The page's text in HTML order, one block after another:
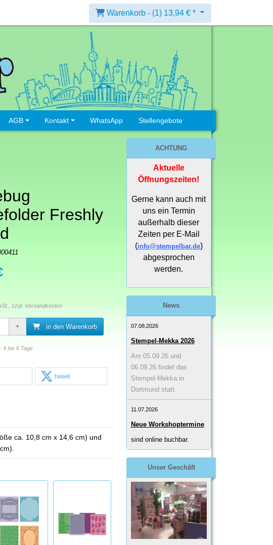
Warenkorb - (1) 13,94 € *
AGB Kontakt WhatsApp Stellengebote
Freshly
zzgl. Versandkosten
in den Warenkorb
4 bis 6 Tage
tweet
ca. 10,8 cm x 14,6 cm) und
ACHTUNG
Aktuelle
Öffnungszeiten!
Gerne kann auch mit
uns ein Termin
außerhalb dieser
Zeiten per E-Mail
(info@stempelbar.de)
abgesprochen
werden.
News
07.08.2026
Stempel-Mekka 2026
Am 05.09.26 und
06.09.26 findet das
Stempel-Mekka in
Dortmund statt.
11.07.2026
Neue Workshoptermine
sind online buchbar.
Unser Geschäft